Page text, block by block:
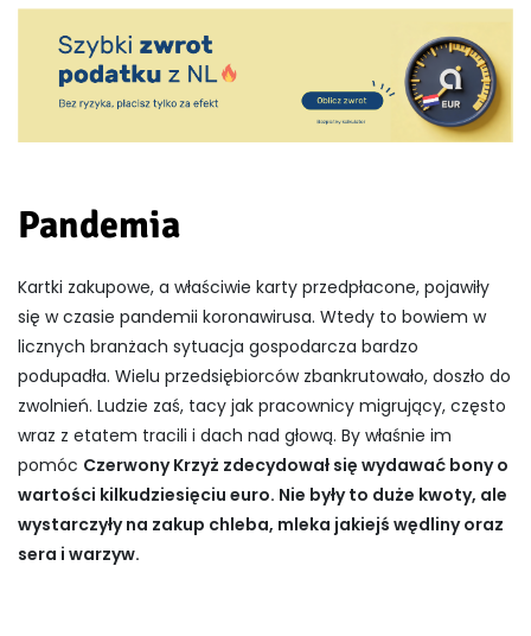
Pandemia
Kartki zakupowe, a właściwie karty przedpłacone, pojawiły
się w czasie pandemii koronawirusa. Wtedy to bowiem w
licznych branżach sytuacja gospodarcza bardzo
podupadła. Wielu przedsiębiorców zbankrutowało, doszło do
zwolnień. Ludzie zaś, tacy jak pracownicy migrujący, często
wraz z etatem tracili i dach nad głową. By właśnie im
pomóc Czerwony Krzyż zdecydował się wydawać bony o
wartości kilkudziesięciu euro. Nie były to duże kwoty, ale
wystarczyły na zakup chleba, mleka jakiejś wędliny oraz
sera i warzyw.